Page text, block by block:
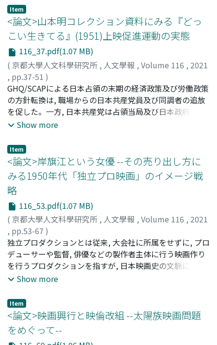
大阪地方協議会が発足した, すなわち地方レベルでの文化
団体糾合組織と言う運動の形がいち早く根付いていた大阪
では, 1949年に大阪映サ協という映画サークル「協議会」
組織が誕生する。しかし創立後間もなく共産党の「50年問
題」に直面した結果, 同組織においては共産党及び, その関
係者の「指導」を前提とした文化運動の根本が一時的に断
ち切られることとなる。そのため自律的・独自の運動を展
開せざるを得なくなった同組織では, 統一的目標を掲げる
ことが難しいほどに多様なサークル運動が確立されていっ
た。しかしその一方, 情勢に合わせ明確な指針を作り出す
には不十分なところがあり, 独立プロ作品の高揚など外的
ず, 結果1950年代後半に至っても組織自体の根本的な改善
を図れないままの状態になってしまう。そして1955年の共
産党「第六回全国協議会」における, 党の分裂・非合法状
態の解消と前後する形で協議会の組織停滞・行き詰まりが
顕在化し, 共産党による明確な形での映画運動への指導も
強まっていく。つまり党員(文化人)の指導を受ける組織と
いうあり方を得られない状況に長らく置かれた「全大阪映
画サークル協議会」が情勢変化に適応出来なくなったタイ
ミングで, 映画運動への党指導が強化されていく形になる
のである。このことこそ, 党指導への従属・自立の如何を
問わず, 党との関係に起因する問題を党との距離に関わら
ず内包する, という共産党影響下の社会運動の特色及び, 戦
後日本映画サークル運動を共産党との関係の観点から考察
する意義を共に示していると言えるだろう。
Item
<論文>山本明コレクション資料にみる『どっ
こい生きてる』(1951)上映促進運動の実態
116_37.pdf(1.07 MB)
( 京都大學人文科學研究所 , 人文學報 , Volume 116 , 2021
, pp.37-51 )
鷲谷, 花;Washitani, Hana;ワシタニ, ハナ
GHQ/SCAPによる日本占領の末期の経済政策及び労働政策
の方針転換は, 職場からの日本共産党員及び同調者の追放
を促した。一方, 日本共産党は占領当局及び日本政府に対
する強硬な対決姿勢へと転じ, 党の指導下にある文化人及
化闘争」の一環として, 1950年末から1951年春にかけて製
作された映画『どっこい生きてる』(今井正監督)は, 一般
に流通する商業的日本映画の製作・流通システムに依拠し
ない自主的な製作・公開を志向し, 委員会方式の製作体制
や, 映画会社や劇団の別を越えた多彩な俳優の出演, 通常の
興行ルートを介さない上映手段の確保などの手法によっ
て, 以降の独立プロダクション映画運動に大きな影響を及
ぼした。『どっこい生きてる』の製作には, 映画の主題で
ある「ニコヨン」と通称された失業対策事業で働く労働者
が組織的に協力し, また, 全国の映画サークルが募金による
資金調達や上映促進運動などの役割を担った。従来, 『ど
っこい生きてる』の製作〜上映プロセスに, 映画サークル
が具体的にどのように関与したのかについては不明点が多
かったが。山本明コレクションに含まれる各地の映画サー
クルの内部資料には, 『どっこい生きてる』に関連する資
料も含まれており, 募金活動, 地元映画館との上映交渉, 観
客動員増のための宣伝運動といった, 映画サークルの具体
Show more
Item
<論文>岸旗江という女優 --その売り出し方に
みる1950年代「独立プロ映画」のイメージ戦
略
116_53.pdf(1.07 MB)
( 京都大學人文科學研究所 , 人文學報 , Volume 116 , 2021
, pp.53-67 )
フィオードロワ, アナスタシア ;Fedorova, Anastasia;フィ
オードロワ, アナスタシア
独立プロダクションとは従来, 大会社に所属をせずに, プロ
デューサーや監督, 俳優などの製作者主体に行う映画作り
を行うプロダクションを指すが, 日本映画史の文脈におい
ては, 戦後の東宝争議とレッド・パージで撮影所を追われ
て, 広く認識されている。「独立プロ」という表現が, ある
特定の映画運動を意味するようになった背景には, 「独立
プロ」という言葉に対する研究者や評論家, そして1950年
代に自主製作を始めた映画人自らの強い拘りがあった。
Show more
Item
<論文>映画興行と映倫改組 --太陽族映画問題
をめぐって--